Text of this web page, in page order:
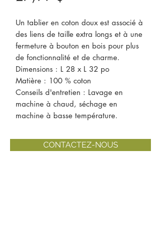
Un tablier en coton doux est associé à
des liens de taille extra longs et à une
fermeture à bouton en bois pour plus
de fonctionnalité et de charme.
Dimensions : L 28 x L 32 po
Matière : 100 % coton
Conseils d'entretien : Lavage en
machine à chaud, séchage en
machine à basse température.
CONTACTEZ-NOUS